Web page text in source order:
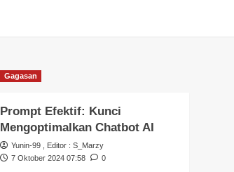
Gagasan
Prompt Efektif: Kunci
Mengoptimalkan Chatbot AI
Yunin-99, Editor : S_Marzy
7 Oktober 2024 07:58
0